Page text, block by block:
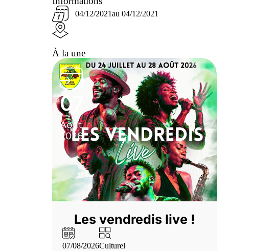
04/12/2021au 04/12/2021
À la une
07
Août
2026
Les vendredis live !
07/08/2026Culturel